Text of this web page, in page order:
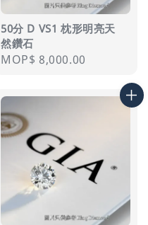
50分 D VS1 枕形明亮天
然鑽石
Regular
MOP$ 8,000.00